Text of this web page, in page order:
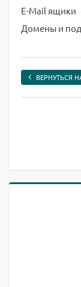
E-Mail ящики
Домены и
ВЕРНУТЬСЯ